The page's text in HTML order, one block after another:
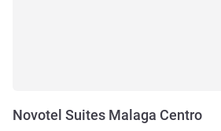
Novotel Suites Malaga Centro